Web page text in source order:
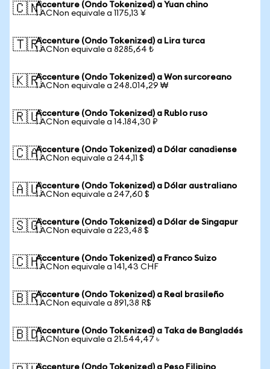
🇨🇳Accenture (Ondo Tokenized) a Yuan chino
1 ACNon equivale a 1175,13 ¥
🇹🇷Accenture (Ondo Tokenized) a Lira turca
1 ACNon equivale a 8285,64 ₺
🇰🇷Accenture (Ondo Tokenized) a Won surcoreano
1 ACNon equivale a 248.014,29 ₩
🇷🇺Accenture (Ondo Tokenized) a Rublo ruso
1 ACNon equivale a 14.184,30 ₽
🇨🇦Accenture (Ondo Tokenized) a Dólar canadiense
1 ACNon equivale a 244,11 $
🇦🇺Accenture (Ondo Tokenized) a Dólar australiano
1 ACNon equivale a 247,60 $
🇸🇬Accenture (Ondo Tokenized) a Dólar de Singapur
1 ACNon equivale a 223,48 $
🇨🇭Accenture (Ondo Tokenized) a Franco Suizo
1 ACNon equivale a 141,43 CHF
🇧🇷Accenture (Ondo Tokenized) a Real brasileño
1 ACNon equivale a 891,38 R$
🇧🇩Accenture (Ondo Tokenized) a Taka de Bangladés
1 ACNon equivale a 21.544,47 ৳
Accenture (Ondo Tokenized) a Peso Filipino